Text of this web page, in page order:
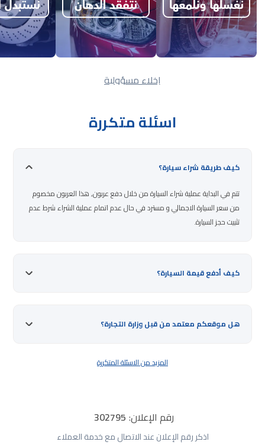
إخلاء مسؤولية
اسئلة متكررة
كيف طريقة شراء سيارة؟
تتم في البداية عملية شراء السيارة من خلال دفع عربون, هذا العربون مخصوم
من سعر السيارة الاجمالي و مسترد في حال عدم اتمام عملية الشراء شرط عدم
تثبيت حجز السيارة.
كيف أدفع قيمة السيارة؟
هل موقعكم معتمد من قبل وزارة التجارة؟
المزيد من الاسئلة المتكررة
رقم الإعلان: 302795
اذكر رقم الإعلان عند الاتصال مع خدمة العملاء